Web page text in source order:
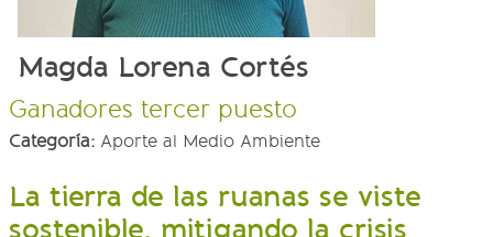
Magda Lorena Cortés
Ganadores tercer puesto
Categoría: Aporte al Medio Ambiente
La tierra de las ruanas se viste